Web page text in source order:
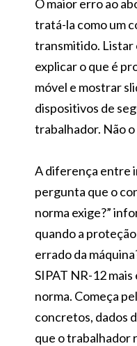
O maior erro ao
tratá-la como um
transmitido. Listar
explicar o que é
móvel e mostrar
dispositivos de
trabalhador. Não o
A diferença entre
pergunta que o
norma exige?”
quando a
errado da
SIPAT NR-12
norma. Começa
concretos, dados
que o trabalhador